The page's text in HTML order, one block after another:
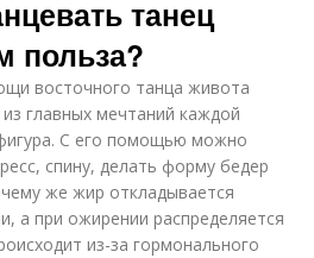
танец
польза?
восточного танца живота
главных мечтаний каждой
С его помощью можно
спину, делать форму бедер
же жир откладывается
а при ожирении распределяется
из-за гормонального